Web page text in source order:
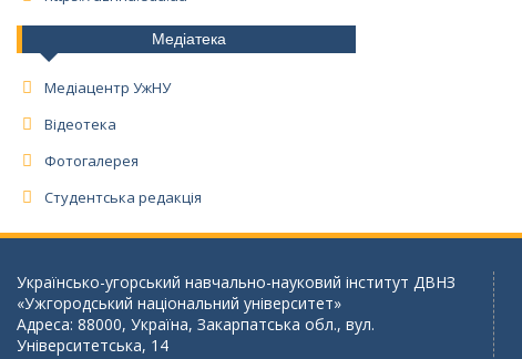
Медіатека
Медіацентр УжНУ
Відеотека
Фотогалерея
Студентська редакція
Українсько-угорський навчально-науковий інститут ДВНЗ
«Ужгородський національний університет»
Адреса: 88000, Україна, Закарпатська обл., вул.
Університетська, 14